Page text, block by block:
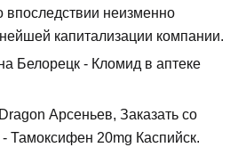
впоследствии неизменно
капитализации компании.
Белорецк - Кломид в аптеке
Арсеньев, Заказать со
Тамоксифен 20mg Каспийск.